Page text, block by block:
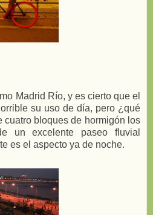
Madrid Río, y es cierto que el
su uso de día, pero ¿qué
cuatro bloques de hormigón los
un excelente paseo fluvial
es el aspecto ya de noche.